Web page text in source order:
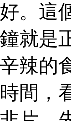
好。這
鐘就是
辛辣的
時間，